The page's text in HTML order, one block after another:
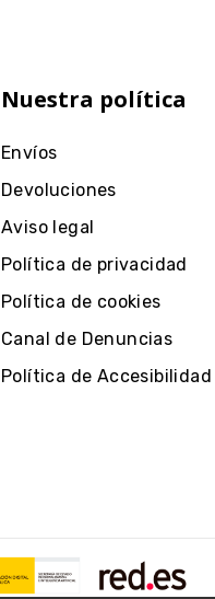
Nuestra política
Envíos
Devoluciones
Aviso legal
Política de privacidad
Política de cookies
Canal de Denuncias
Política de Accesibilidad